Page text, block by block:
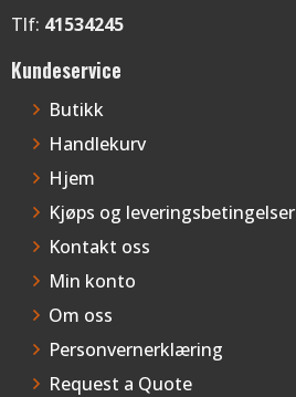
Tlf: 41534245
Kundeservice
Butikk
Handlekurv
Hjem
Kjøps og leveringsbetingelser
Kontakt oss
Min konto
Om oss
Personvernerklæring
Request a Quote